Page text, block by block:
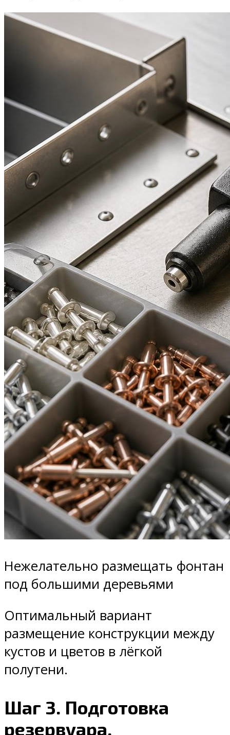
Нежелательно размещать фонтан
под большими деревьями
Оптимальный вариант
размещение конструкции между
кустов и цветов в лёгкой
полутени.
Шаг 3. Подготовка
резервуара.